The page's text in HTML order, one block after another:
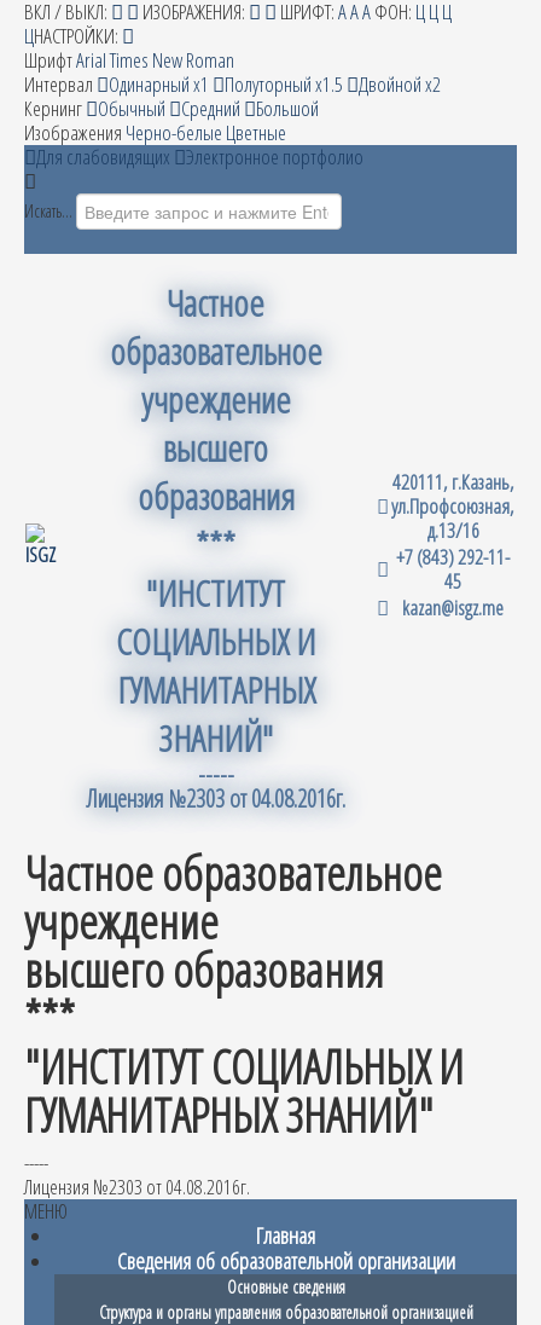
ВКЛ / ВЫКЛ: ИЗОБРАЖЕНИЯ: ШРИФТ:AAAФОН: ЦЦЦ
ЦНАСТРОЙКИ:
ШрифтArialTimes New Roman
Интервал
Одинарный х1 Полуторный х1.5
Двойной х2
Кернинг
Обычный Средний
Большой
Изображения Черно-белые Цветные
Для слабовидящих
Электронное портфолио
Искать...
Частное
образовательное
учреждение
высшего
образования
***
"ИНСТИТУТ
СОЦИАЛЬНЫХ И
ГУМАНИТАРНЫХ
ЗНАНИЙ"
-----
Лицензия №2303 от 04.08.2016г.
420111, г.Казань,
ул.Профсоюзная,
д.13/16
+7 (843) 292-11-
45
kazan@isgz.me
Частное образовательное
учреждение
высшего образования
***
"ИНСТИТУТ СОЦИАЛЬНЫХ И
ГУМАНИТАРНЫХ ЗНАНИЙ"
-----
Лицензия №2303 от 04.08.2016г.
МЕНЮ
Главная
Сведения об образовательной организации
Основные сведения
Структура и органы управления образовательной организацией